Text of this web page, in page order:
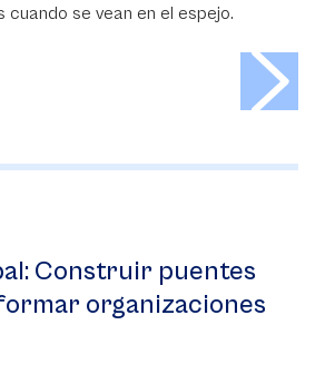
cuando se vean en el espejo.
Construir puentes
organizaciones